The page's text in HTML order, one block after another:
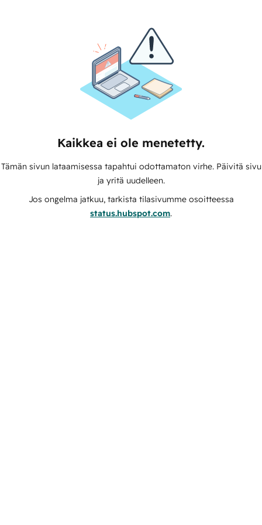
Kaikkea ei ole menetetty.
Tämän sivun lataamisessa tapahtui odottamaton virhe. Päivitä sivu
ja yritä uudelleen.
Jos ongelma jatkuu, tarkista tilasivumme osoitteessa
status.hubspot.com.